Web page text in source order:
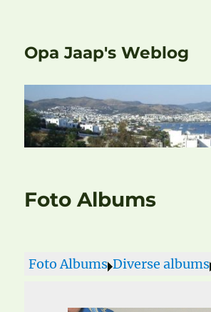
Opa Jaap's Weblog
Foto Albums
Foto Albums Diverse albums